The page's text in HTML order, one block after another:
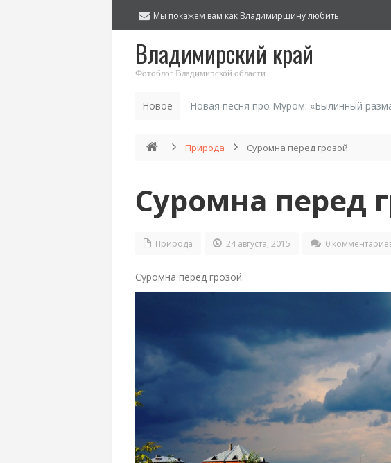
Мы покажем вам как Владимирщину любить
Владимирский край
Фотоблог Владимирской области
Новое Новая песня про Муром: «Былинный
Природа Суромна перед грозой
Суромна перед
Природа 24 августа, 2015 0
Суромна перед грозой.